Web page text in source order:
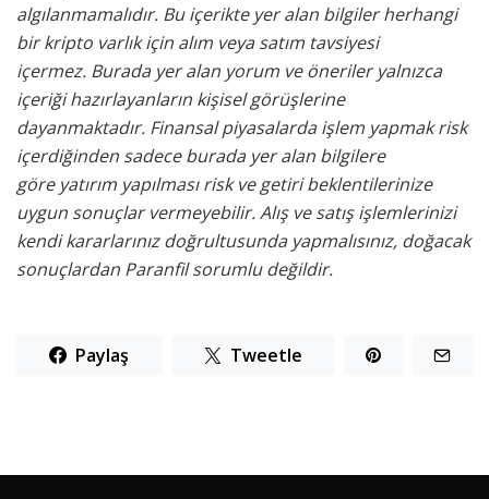
algılanmamalıdır. Bu içerikte yer alan bilgiler herhangi
bir kripto varlık için alım veya satım tavsiyesi
içermez. Burada yer alan yorum ve öneriler yalnızca
içeriği hazırlayanların kişisel görüşlerine
dayanmaktadır. Finansal piyasalarda işlem yapmak risk
içerdiğinden sadece burada yer alan bilgilere
göre yatırım yapılması risk ve getiri beklentilerinize
uygun sonuçlar vermeyebilir. Alış ve satış işlemlerinizi
kendi kararlarınız doğrultusunda yapmalısınız, doğacak
sonuçlardan Paranfil sorumlu değildir.
Paylaş Tweetle